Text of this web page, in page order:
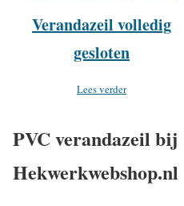
Verandazeil volledig
gesloten
Lees verder
PVC verandazeil bij
Hekwerkwebshop.nl